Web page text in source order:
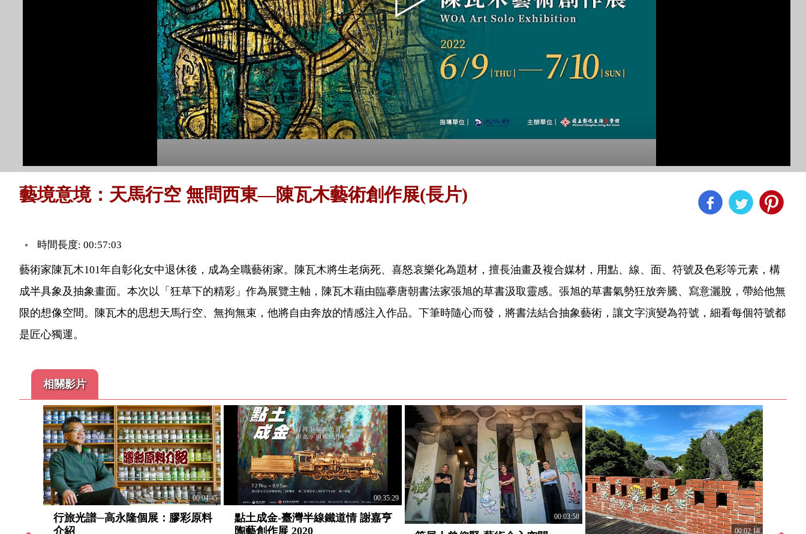
藝境意境：天馬行空 無問西東—陳瓦木藝術創作展(長片)
時間長度: 00:57:03
藝術家陳瓦木101年自彰化女中退休後，成為全職藝術家。陳瓦木將生老病死、喜怒哀樂化為題材，擅長油畫及複合媒材，用點、線、面、符號及色彩等元素，構
成半具象及抽象畫面。本次以「狂草下的精彩」作為展覽主軸，陳瓦木藉由臨摹唐朝書法家張旭的草書汲取靈感。張旭的草書氣勢狂放奔騰、寫意灑脫，帶給他無
限的想像空間。陳瓦木的思想天馬行空、無拘無束，他將自由奔放的情感注入作品。下筆時隨心而發，將書法結合抽象藝術，讓文字演變為符號，細看每個符號都
是匠心獨運。
相關影片
00:04:45
行旅光譜─高永隆個展：膠彩原料
介紹
00:35:29
點土成金-臺灣半線鐵道情 謝嘉亨
陶藝創作展 2020
00:03:58
00:02:18